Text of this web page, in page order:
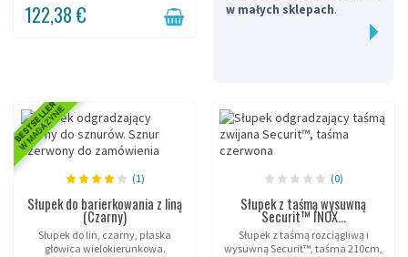
122,38 €
w małych sklepach.
BESTSELLER
W MAGAZYNIE
(1)
Słupek do barierkowania z liną
(Czarny)
Słupek do lin, czarny, płaska
głowica wielokierunkowa.
(0)
Słupek z taśmą wysuwną
Securit™ INOX...
Słupek z taśmą rozciągliwą i
wysuwną Securit™, taśma 210cm,